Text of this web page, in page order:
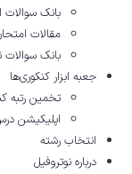
بانک سوالات
مقالات
بانک سوالات
جعبه ابزار کنکوری‌ها
تخمین رتبه
اپلیکیشن
انتخاب رشته
درباره نوتروفیل